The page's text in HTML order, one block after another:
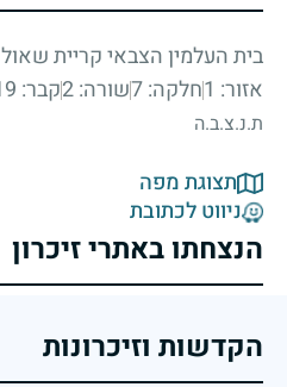
בית העלמין הצבאי קריית שאול
אזור: 1
חלקה: 7 שורה: 2 קבר: 19
ת.נ.צ.ב.ה
תצוגת מפה
ניווט לכתובת
הנצחתו באתרי זיכרון
הקדשות וזיכרונות